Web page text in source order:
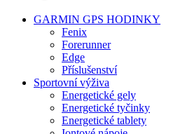
GARMIN GPS HODINKY
Fenix
Forerunner
Edge
Příslušenství
Sportovní výživa
Energetické gely
Energetické tyčinky
Energetické tablety